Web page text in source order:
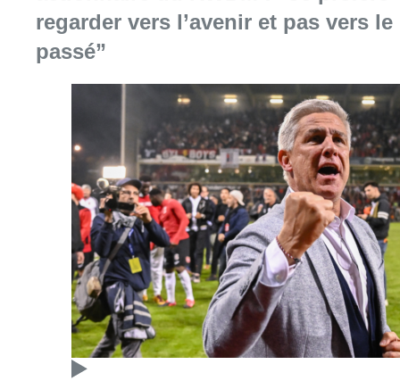
regarder vers l’avenir et pas vers le
passé”